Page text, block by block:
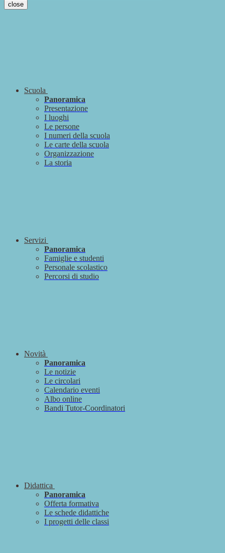
close
Scuola
Panoramica
Presentazione
I luoghi
Le persone
I numeri della scuola
Le carte della scuola
Organizzazione
La storia
Servizi
Panoramica
Famiglie e studenti
Personale scolastico
Percorsi di studio
Novità
Panoramica
Le notizie
Le circolari
Calendario eventi
Albo online
Bandi Tutor-Coordinatori
Didattica
Panoramica
Offerta formativa
Le schede didattiche
I progetti delle classi